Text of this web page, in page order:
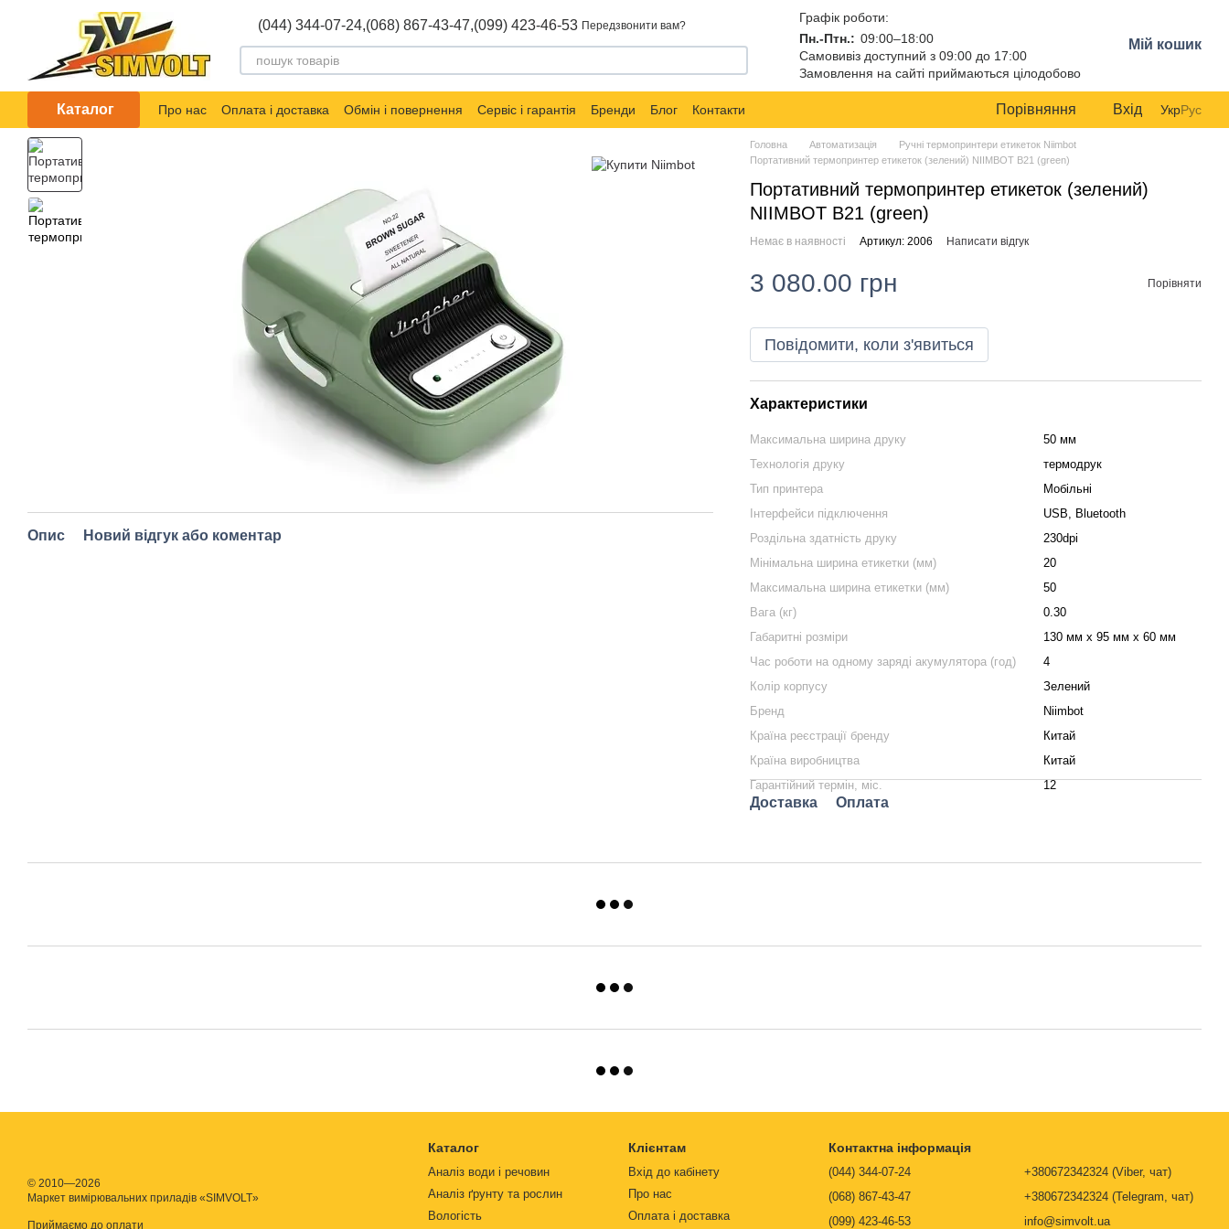
Перейти до основного контенту
(044) 344-07-24,(068) 867-43-47,(099) 423-46-53 Передзвонити вам?
Графік роботи:
Пн.-Птн.: 09:00–18:00
Самовивіз доступний з 09:00 до 17:00
Замовлення на сайті приймаються цілодобово
Мій кошик
Каталог Про нас Оплата і доставка Обмін і повернення Сервіс і гарантія Бренди Блог Контакти Порівняння Вхід УкрРус
Опис Новий відгук або коментар
Головна Автоматизація
Ручні термопринтери етикеток Niimbot
Портативний термопринтер етикеток (зелений) NIIMBOT B21 (green)
Портативний термопринтер етикеток (зелений)
NIIMBOT B21 (green)
Немає в наявності Артикул: 2006 Написати відгук
3 080.00 грн Порівняти
Повідомити, коли з'явиться
Характеристики
Максимальна ширина друку
50 мм
Технологія друку
термодрук
Тип принтера
Мобільні
Інтерфейси підключення
USB, Bluetooth
Роздільна здатність друку
230dpi
Мінімальна ширина етикетки (мм)
20
Максимальна ширина етикетки (мм)
50
Вага (кг)
0.30
Габаритні розміри
130 мм х 95 мм х 60 мм
Час роботи на одному заряді акумулятора (год)
4
Колір корпусу
Зелений
Бренд
Niimbot
Країна реєстрації бренду
Китай
Країна виробництва
Китай
Гарантійний термін, міс.
12
Доставка Оплата
© 2010—2026
Маркет вимірювальних приладів «SIMVOLT»
Приймаємо до оплати
Каталог
Аналіз води і речовин
Аналіз ґрунту та рослин
Вологість
Клієнтам
Вхід до кабінету
Про нас
Оплата і доставка
Контактна інформація
(044) 344-07-24
(068) 867-43-47
(099) 423-46-53
+380672342324 (Viber, чат)
+380672342324 (Telegram, чат)
info@simvolt.ua